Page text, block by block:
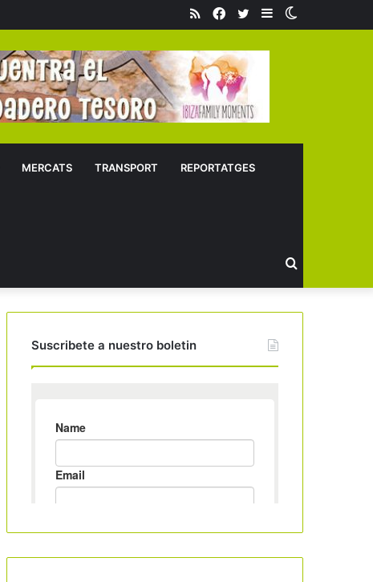
Sidebar
Twitter
Facebook
RSS
MERCATS TRANSPORT REPORTATGES
Buscar
Suscribete a nuestro boletin